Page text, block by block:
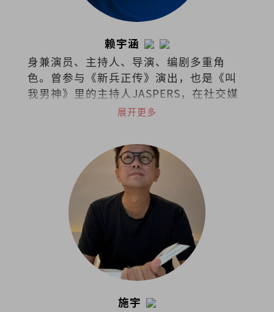
赖宇涵
身兼演员、主持人、导演、编剧多重角
色。曾参与《新兵正传》演出，也是《叫
我男神》里的主持人JASPERS，在社交媒
体上是广为人知的“暴牙菇”。
展开更多
施宇